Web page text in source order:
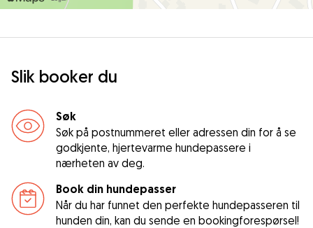
Slik booker du
Søk
Søk på postnummeret eller adressen din for å se
godkjente, hjertevarme hundepassere i
nærheten av deg.
Book din hundepasser
Når du har funnet den perfekte hundepasseren til
hunden din, kan du sende en bookingforespørsel!